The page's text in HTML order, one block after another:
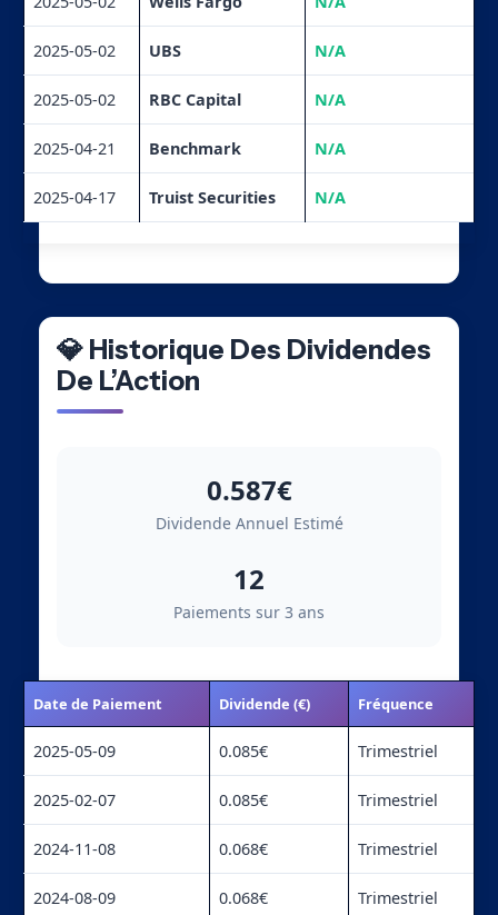
2025-05-02 UBS N/A
2025-05-02 RBC Capital N/A
2025-04-21 Benchmark N/A
2025-04-17 Truist Securities N/A
💎 Historique Des Dividendes
De L’Action
0.587€
Dividende Annuel Estimé
12
Paiements sur 3 ans
Date de Paiement Dividende (€) Fréquence
2025-05-09 0.085€ Trimestriel
2025-02-07 0.085€ Trimestriel
2024-11-08 0.068€ Trimestriel
2024-08-09 0.068€ Trimestriel